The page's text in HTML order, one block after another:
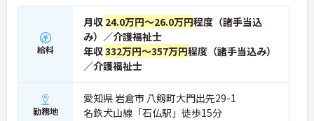
給料
月収 24.0万円～26.0万円程度（諸手当込
み）／介護福祉士
年収332万円～357万円程度（諸手当込み）
／介護福祉士
勤務地
愛知県 岩倉市 八剱町大門出先29-1
名鉄犬山線「石仏駅」徒歩15分